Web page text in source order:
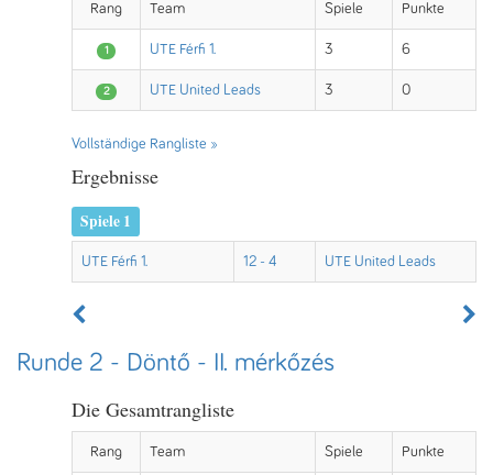
Rang Team Spiele Punkte
1 UTE Férfi 1. 3 6
2 UTE United Leads 3 0
Vollständige Rangliste »
Ergebnisse
Spiele 1
UTE Férfi 1. 12 - 4 UTE United Leads
Runde 2 - Döntő - II. mérkőzés
Die Gesamtrangliste
Rang Team Spiele Punkte